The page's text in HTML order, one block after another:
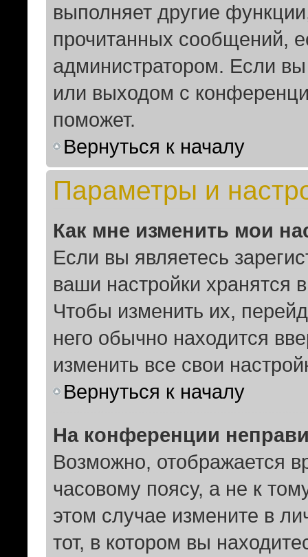
выполняет другие
прочитанных сообщений,
администратором. Если
или выходом с
поможет.
Вернуться к началу
Параметры и
Как мне изменить мои
Если вы являетесь
ваши настройки хранятся
Чтобы изменить их,
него обычно находится
изменить все свои
Вернуться к началу
На конференции
Возможно, отображается
часовому поясу, а не к
этом случае измените в
тот, в котором вы